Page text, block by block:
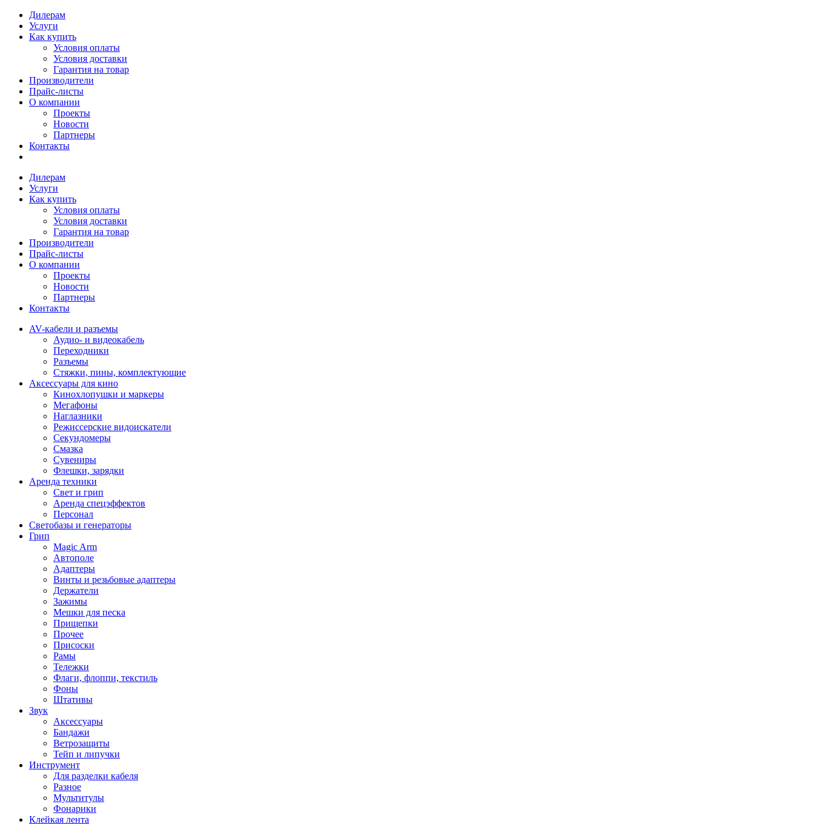
Дилерам
Услуги
Как купить
Условия оплаты
Условия доставки
Гарантия на товар
Производители
Прайс-листы
О компании
Проекты
Новости
Партнеры
Контакты
Дилерам
Услуги
Как купить
Условия оплаты
Условия доставки
Гарантия на товар
Производители
Прайс-листы
О компании
Проекты
Новости
Партнеры
Контакты
AV-кабели и разъемы
Аудио- и видеокабель
Переходники
Разъемы
Стяжки, пины, комплектующие
Аксессуары для кино
Кинохлопушки и маркеры
Мегафоны
Наглазники
Режиссерские видоискатели
Секундомеры
Смазка
Сувениры
Флешки, зарядки
Аренда техники
Свет и грип
Аренда спецэффектов
Персонал
Светобазы и генераторы
Грип
Magic Arm
Автополе
Адаптеры
Винты и резьбовые адаптеры
Держатели
Зажимы
Мешки для песка
Прищепки
Прочее
Присоски
Рамы
Тележки
Флаги, флоппи, текстиль
Фоны
Штативы
Звук
Аксессуары
Бандажи
Ветрозащиты
Тейп и липучки
Инструмент
Для разделки кабеля
Разное
Мультитулы
Фонарики
Клейкая лента